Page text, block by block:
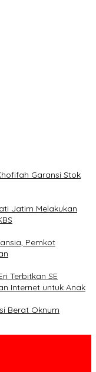
Garansi Stok
Jatim Melakukan
Pemkot
Terbitkan SE
Internet untuk Anak
Berat Oknum